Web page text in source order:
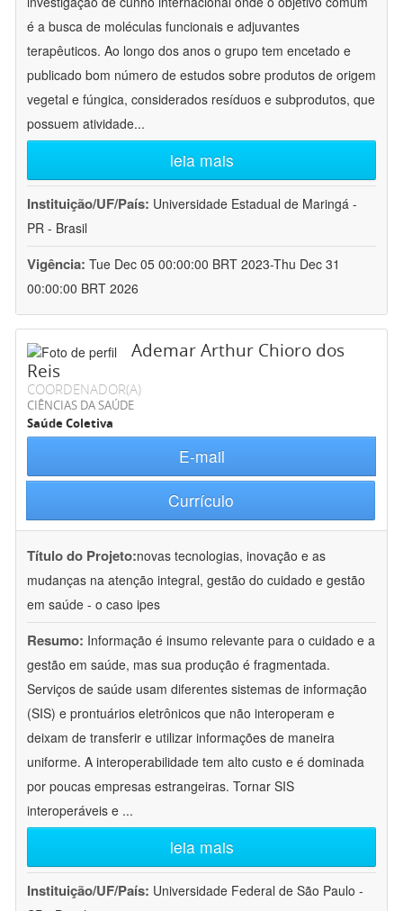
é a busca de moléculas funcionais e adjuvantes
terapêuticos. Ao longo dos anos o grupo tem encetado e
publicado bom número de estudos sobre produtos de origem
vegetal e fúngica, considerados resíduos e subprodutos, que
possuem atividade...
leia mais
Instituição/UF/País: Universidade Estadual de Maringá -
PR - Brasil
Vigência: Tue Dec 05 00:00:00 BRT 2023-Thu Dec 31
00:00:00 BRT 2026
Ademar Arthur Chioro dos
Reis
COORDENADOR(A)
CIÊNCIAS DA SAÚDE
Saúde Coletiva
E-mail
Currículo
Título do Projeto:novas tecnologias, inovação e as
mudanças na atenção integral, gestão do cuidado e gestão
em saúde - o caso ipes
Resumo: Informação é insumo relevante para o cuidado e a
gestão em saúde, mas sua produção é fragmentada.
Serviços de saúde usam diferentes sistemas de informação
(SIS) e prontuários eletrônicos que não interoperam e
deixam de transferir e utilizar informações de maneira
uniforme. A interoperabilidade tem alto custo e é dominada
por poucas empresas estrangeiras. Tornar SIS
interoperáveis e ...
leia mais
Instituição/UF/País: Universidade Federal de São Paulo -